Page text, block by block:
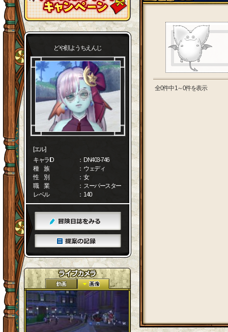
どや顔ようちえんじ
[エル]
キャラID
： DN403-746
種 族
： ウェディ
性 別
： 女
職 業
： スーパースター
レベル
： 140
全0件中 1～0件を表示